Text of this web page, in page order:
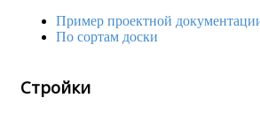
Пример проектной
По сортам доски
Стройки